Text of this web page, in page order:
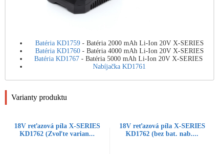
Batéria KD1759- Batéria 2000 mAh Li-Ion 20V X-SERIES
Batéria KD1760- Batéria 4000 mAh Li-Ion 20V X-SERIES
Batéria KD1767- Batéria 5000 mAh Li-Ion 20V X-SERIES
Nabíjačka KD1761
Varianty produktu
18V reťazová píla X-SERIES
KD1762 (Zvoľte varian...
18V reťazová píla X-SERIES
KD1762 (bez bat. nab....